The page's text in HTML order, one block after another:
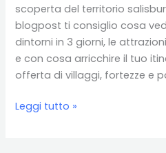
scoperta del territorio
blogpost ti consiglio cosa
dintorni in 3 giorni, le
e con cosa arricchire il tuo
offerta di villaggi, fortezze e
Salisburgo
Leggi tutto »